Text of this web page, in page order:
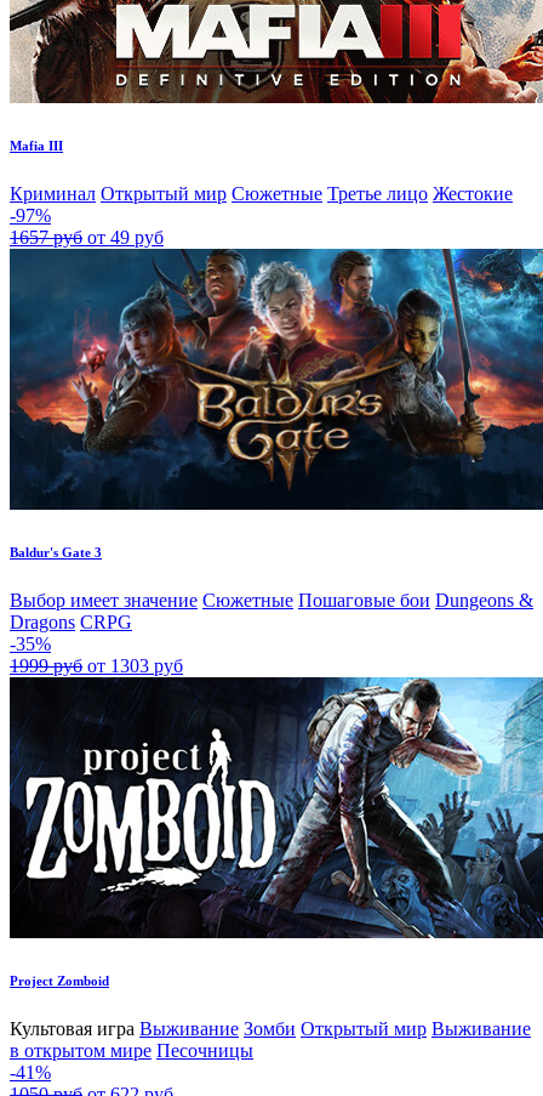
Mafia III
Криминал Открытый мир Сюжетные Третье лицо Жестокие
-97%
1657 руб от 49 руб
Baldur's Gate 3
Выбор имеет значение Сюжетные Пошаговые бои Dungeons &
Dragons CRPG
-35%
1999 руб от 1303 руб
Project Zomboid
Культовая игра Выживание Зомби Открытый мир Выживание
в открытом мире Песочницы
-41%